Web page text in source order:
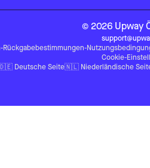
© 2026 Upway
-Rückgabebestimmungen-
Cookie-
Deutsche Seite🇳🇱 Niederländische